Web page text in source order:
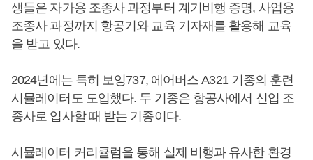
생들은 자가용 조종사 과정부터 계기비행 증명, 사업용
조종사 과정까지 항공기와 교육 기자재를 활용해 교육
을 받고 있다.
2024년에는 특히 보잉737, 에어버스 A321 기종의 훈련
시뮬레이터도 도입했다. 두 기종은 항공사에서 신입 조
종사로 입사할 때 받는 기종이다.
시뮬레이터 커리큘럼을 통해 실제 비행과 유사한 환경